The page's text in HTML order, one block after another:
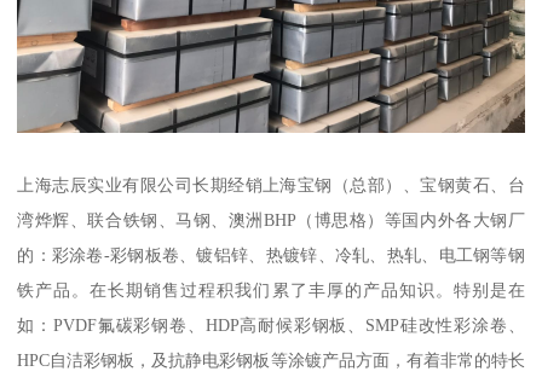
上海志辰实业有限公司长期经销上海宝钢（总部）、宝钢黄石、台
湾烨辉、联合铁钢、马钢、澳洲BHP（博思格）等国内外各大钢厂
的：彩涂卷-彩钢板卷、镀铝锌、热镀锌、冷轧、热轧、电工钢等钢
铁产品。在长期销售过程积我们累了丰厚的产品知识。特别是在
如：PVDF氟碳彩钢卷、HDP高耐候彩钢板、SMP硅改性彩涂卷、
HPC自洁彩钢板，及抗静电彩钢板等涂镀产品方面，有着非常的特长